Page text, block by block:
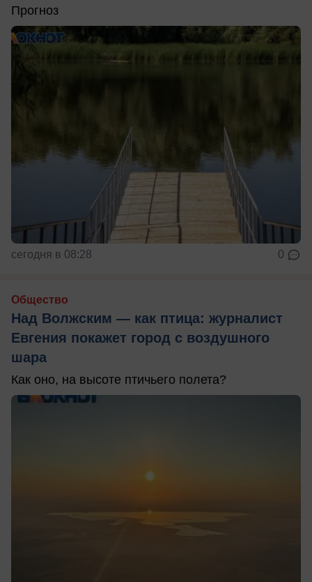
Прогноз
сегодня в 08:28 0
Общество
Над Волжским — как птица: журналист
Евгения покажет город с воздушного
шара
Как оно, на высоте птичьего полета?